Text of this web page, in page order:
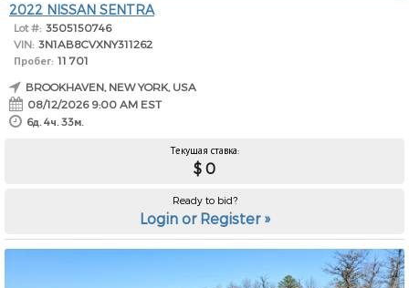
2022 NISSAN SENTRA
Lot #: 3505150746
VIN: 3N1AB8CVXNY311262
Пробег: 11 701
BROOKHAVEN, NEW YORK, USA
08/12/2026 9:00 AM EST
6д. 4ч. 33м.
Текущая ставка:
$ 0
Ready to bid?
Login or Register »